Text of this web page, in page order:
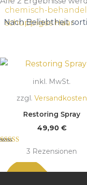
chemisch-
schuppiges Haar
inkl. MwSt.
zzgl. Versandkosten
Restoring Spray
49,90 €
Bewertet mit
von 5
3 Rezensionen